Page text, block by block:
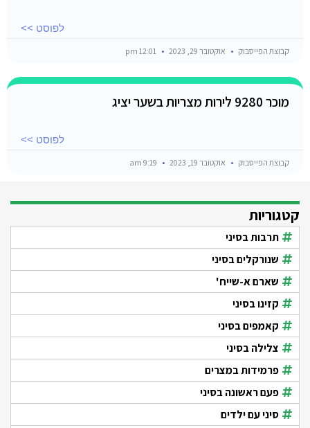
לפוסט >>
קבוצת הפייסבוק אוקטובר 29, 2023
מוכר 9280 לירות מצריות בשער יציג
לפוסט >>
קבוצת הפייסבוק אוקטובר 19, 2023
קטגוריות
תרבות בסיני
שנורקלים בסיני
שארם א-שייח'
קזינו בסיני
קאמפים בסיני
צלילה בסיני
פרמידות במצרים
פעם ראשונה בסיני
סיני עם ילדים